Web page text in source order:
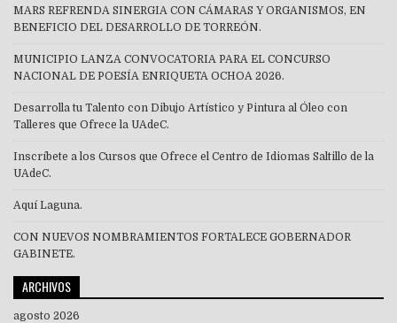
MARS REFRENDA SINERGIA CON CÁMARAS Y ORGANISMOS, EN
BENEFICIO DEL DESARROLLO DE TORREÓN.
MUNICIPIO LANZA CONVOCATORIA PARA EL CONCURSO
NACIONAL DE POESÍA ENRIQUETA OCHOA 2026.
Desarrolla tu Talento con Dibujo Artístico y Pintura al Óleo con
Talleres que Ofrece la UAdeC.
Inscríbete a los Cursos que Ofrece el Centro de Idiomas Saltillo de la
UAdeC.
Aquí Laguna.
CON NUEVOS NOMBRAMIENTOS FORTALECE GOBERNADOR
GABINETE.
ARCHIVOS
agosto 2026